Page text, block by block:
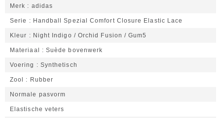
Merk adidas
Serie Handball Spezial Comfort Closure Elastic Lace
Kleur Night Indigo / Orchid Fusion / Gum5
Materiaal Suède bovenwerk
Voering Synthetisch
Zool Rubber
Normale pasvorm
Elastische veters